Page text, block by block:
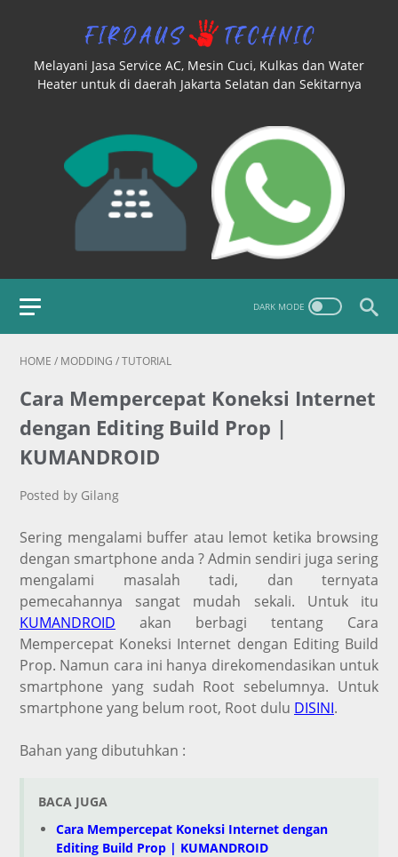
Melayani Jasa Service AC, Mesin Cuci, Kulkas dan Water
Heater untuk di daerah Jakarta Selatan dan Sekitarnya
HOME / MODDING /TUTORIAL
Cara Mempercepat Koneksi Internet
dengan Editing Build Prop |
KUMANDROID
Posted by Gilang
Sering mengalami buffer atau lemot ketika browsing
dengan smartphone anda ? Admin sendiri juga sering
mengalami masalah tadi, dan ternyata
pemecahannya sangat mudah sekali. Untuk itu
KUMANDROID akan berbagi tentang Cara
Mempercepat Koneksi Internet dengan Editing Build
Prop. Namun cara ini hanya direkomendasikan untuk
smartphone yang sudah Root sebelumnya. Untuk
smartphone yang belum root, Root dulu DISINI.
Bahan yang dibutuhkan :
BACA JUGA
Cara Mempercepat Koneksi Internet dengan
Editing Build Prop | KUMANDROID